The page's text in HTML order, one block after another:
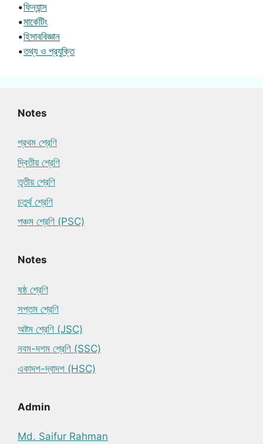
•ফিন্যান্স
•মার্কেটিং
•হিসাববিজ্ঞান
•তথ্য ও প্রযুক্তি
Notes
প্রথম শ্রেণি
দ্বিতীয় শ্রেণি
তৃতীয় শ্রেণি
চতুর্থ শ্রেণি
পঞ্চম শ্রেণি (PSC)
Notes
ষষ্ঠ শ্রেণি
সপ্তম শ্রেণি
অষ্টম শ্রেণি (JSC)
নবম-দশম শ্রেণি (SSC)
একাদশ-দ্বাদশ (HSC)
Admin
Md. Saifur Rahman